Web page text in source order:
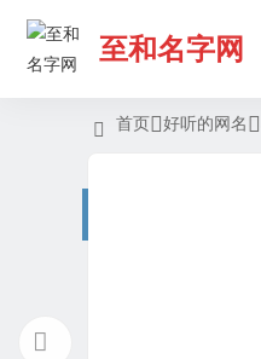
至和名字网
首页 好听的网名